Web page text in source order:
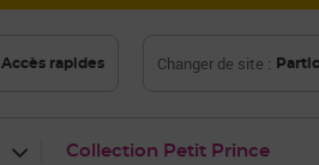
Accès rapides Changer de site :
Collection Petit Prince